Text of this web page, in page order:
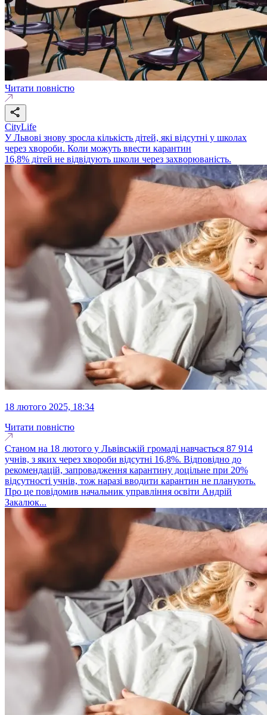
Читати повністю
CityLife
У Львові знову зросла кількість дітей, які відсутні у школах
через хвороби. Коли можуть ввести карантин
16,8% дітей не відвідують школи через захворюваність.
18 лютого 2025, 18:34
Читати повністю
Станом на 18 лютого у Львівській громаді навчається 87 914
учнів, з яких через хвороби відсутні 16,8%. Відповідно до
рекомендацій, запровадження карантину доцільне при 20%
відсутності учнів, тож наразі вводити карантин не планують.
Про це повідомив начальник управління освіти Андрій
Закалюк...